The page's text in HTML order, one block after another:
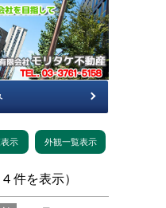
（ 1 〜 4 件を表示）